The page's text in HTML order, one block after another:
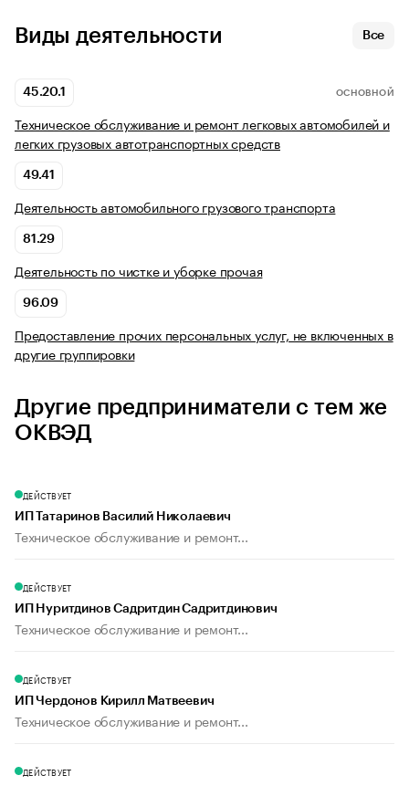
Виды деятельности Все
45.20.1 ОСНОВНОЙ
Техническое обслуживание и ремонт легковых автомобилей и
легких грузовых автотранспортных средств
49.41
Деятельность автомобильного грузового транспорта
81.29
Деятельность по чистке и уборке прочая
96.09
Предоставление прочих персональных услуг, не включенных в
другие группировки
Другие предприниматели с тем же
ОКВЭД
ДЕЙСТВУЕТ
ИП Татаринов Василий Николаевич
Техническое обслуживание и ремонт...
ДЕЙСТВУЕТ
ИП Нуритдинов Садритдин Садритдинович
Техническое обслуживание и ремонт...
ДЕЙСТВУЕТ
ИП Чердонов Кирилл Матвеевич
Техническое обслуживание и ремонт...
ДЕЙСТВУЕТ